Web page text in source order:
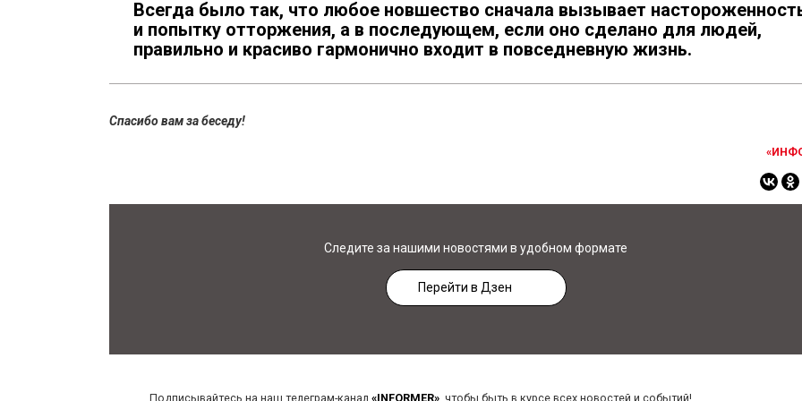
Всегда было так, что любое новшество сначала вызывает
и попытку отторжения, а в последующем, если оно сделано для людей,
правильно и красиво гармонично входит в повседневную жизнь.
Спасибо вам за беседу!
Следите за нашими новостями в удобном формате
Перейти в Дзен
Подписывайтесь на наш телеграм-канал «INFORMER» , чтобы быть в курсе всех новостей и событий!